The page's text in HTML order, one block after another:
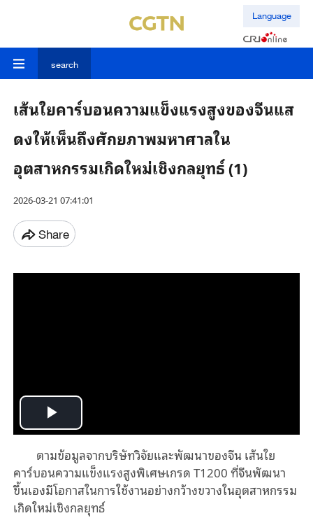
Language
search
เส้นใยคาร์บอนความแข็งแรงสูงของจีนแส
ดงให้เห็นถึงศักยภาพมหาศาลใน
อุตสาหกรรมเกิดใหม่เชิงกลยุทธ์ (1)
2026-03-21 07:41:01
Share
Play
Video
ตามข้อมูลจากบริษัทวิจัยและพัฒนาของจีน เส้นใย
คาร์บอนความแข็งแรงสูงพิเศษเกรด T1200 ที่จีนพัฒนา
ขึ้นเองมีโอกาสในการใช้งานอย่างกว้างขวางในอุตสาหกรรม
เกิดใหม่เชิงกลยุทธ์